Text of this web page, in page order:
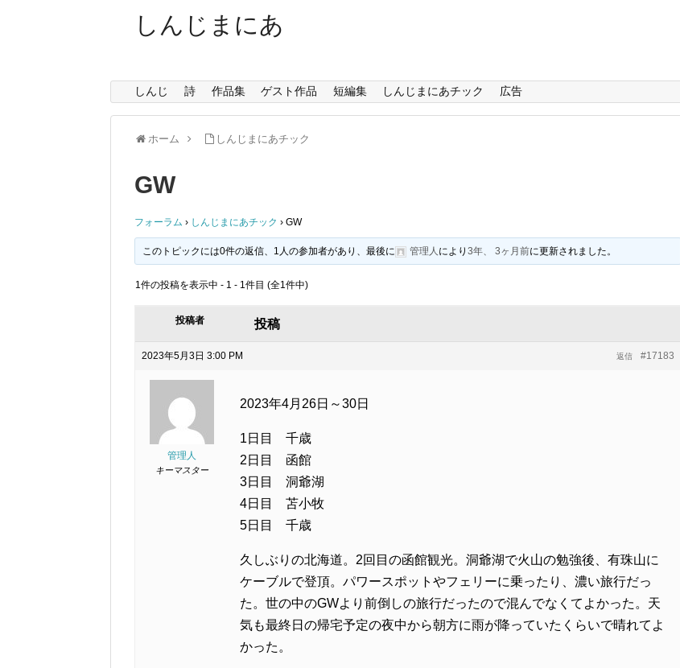
しんじまにあ
しんじ 詩 作品集 ゲスト作品 短編集 しんじまにあチック 広告
ホーム しんじまにあチック
GW
フォーラム › しんじまにあチック › GW
このトピックには0件の返信、1人の参加者があり、最後に 管理人 により3年、 3ヶ月前に更新されました。
1件の投稿を表示中 - 1 - 1件目 (全1件中)
投稿者 投稿
2023年5月3日 3:00 PM #17183
返信
管理人
キーマスター
2023年4月26日～30日
1日目 千歳
2日目 函館
3日目 洞爺湖
4日目 苫小牧
5日目 千歳
久しぶりの北海道。2回目の函館観光。洞爺湖で火山の勉強後、有珠山に
ケーブルで登頂。パワースポットやフェリーに乗ったり、濃い旅行だっ
た。世の中のGWより前倒しの旅行だったので混んでなくてよかった。天
気も最終日の帰宅予定の夜中から朝方に雨が降っていたくらいで晴れてよ
かった。